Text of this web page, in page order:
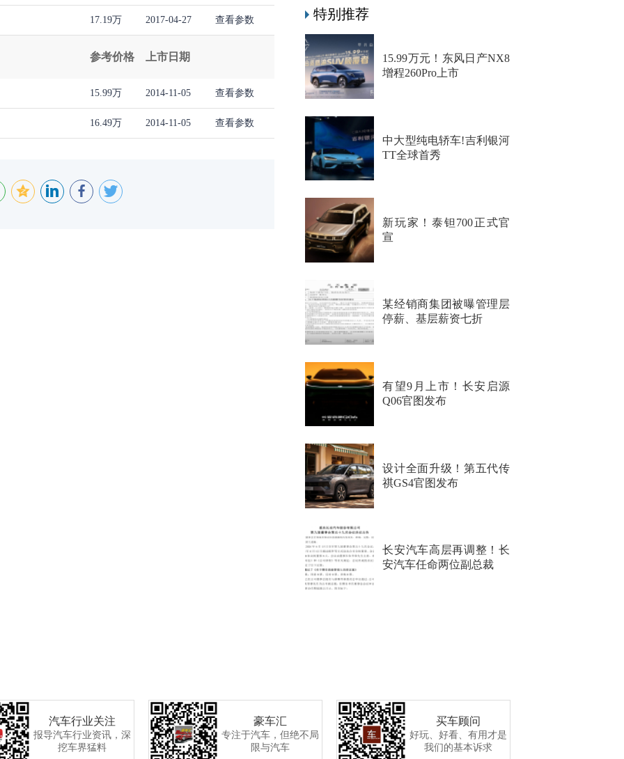
17.19万 2017-04-27 查看参数
参考价格 上市日期
15.99万 2014-11-05 查看参数
16.49万 2014-11-05 查看参数
特别推荐
15.99万元！东风日产NX8
增程260Pro上市
中大型纯电轿车!吉利银河
TT全球首秀
新玩家！泰钽700正式官
宣
某经销商集团被曝管理层
停薪、基层薪资七折
有望9月上市！长安启源
Q06官图发布
设计全面升级！第五代传
祺GS4官图发布
长安汽车高层再调整！长
安汽车任命两位副总裁
汽车行业关注
报导汽车行业资讯，深
挖车界猛料
豪车汇
专注于汽车，但绝不局
限与汽车
买车顾问
好玩、好看、有用才是
我们的基本诉求